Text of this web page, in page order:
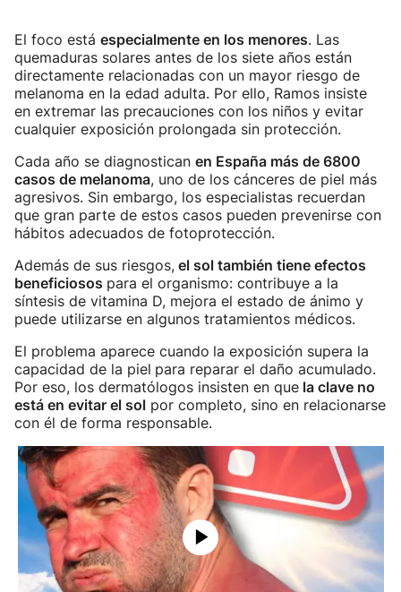
El foco está especialmente en los menores. Las
quemaduras solares antes de los siete años están
directamente relacionadas con un mayor riesgo de
melanoma en la edad adulta. Por ello, Ramos insiste
en extremar las precauciones con los niños y evitar
cualquier exposición prolongada sin protección.
Cada año se diagnostican en España más de 6800
casos de melanoma, uno de los cánceres de piel más
agresivos. Sin embargo, los especialistas recuerdan
que gran parte de estos casos pueden prevenirse con
hábitos adecuados de fotoprotección.
Además de sus riesgos, el sol también tiene efectos
beneficiosos para el organismo: contribuye a la
síntesis de vitamina D, mejora el estado de ánimo y
puede utilizarse en algunos tratamientos médicos.
El problema aparece cuando la exposición supera la
capacidad de la piel para reparar el daño acumulado.
Por eso, los dermatólogos insisten en que la clave no
está en evitar el sol por completo, sino en relacionarse
con él de forma responsable.